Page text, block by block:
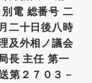
電 総番号 二
二十日後八時
及外相ノ議会
長 主任 第一
第２７０３－